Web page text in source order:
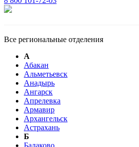
Все региональные отделения
А
Абакан
Альметьевск
Анадырь
Ангарск
Апрелевка
Армавир
Архангельск
Астрахань
Б
Балаково